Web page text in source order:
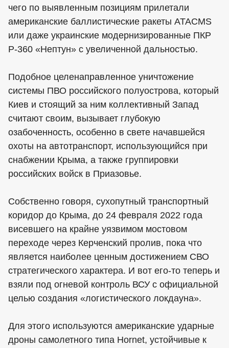
чего по выявленным позициям прилетали
американские баллистические ракеты ATACMS
или даже украинские модернизированные ПКР
Р-360 «Нептун» с увеличенной дальностью.
Подобное целенаправленное уничтожение
системы ПВО российского полуострова, который
Киев и стоящий за ним коллективный Запад
считают своим, вызывает глубокую
озабоченность, особенно в свете начавшейся
охоты на автотранспорт, использующийся при
снабжении Крыма, а также группировки
российских войск в Приазовье.
Собственно говоря, сухопутный транспортный
коридор до Крыма, до 24 февраля 2022 года
висевшего на крайне уязвимом мостовом
переходе через Керченский пролив, пока что
является наиболее ценным достижением СВО
стратегического характера. И вот его-то теперь и
взяли под огневой контроль ВСУ с официальной
целью создания «логистического локдауна».
Для этого используются американские ударные
дроны самолетного типа Hornet, устойчивые к